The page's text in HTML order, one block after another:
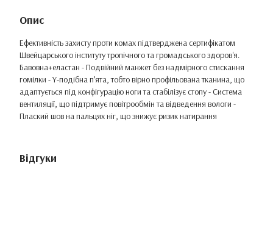
Опис
Ефективність захисту проти комах підтверджена сертифікатом
Швейцарського інституту тропічного та громадського здоров'я.
Бавовна+еластан - Подвійний манжет без надмірного стискання
гомілки - Y-подібна п’ята, тобто вірно профільована тканина, що
адаптується під конфігурацію ноги та стабілізує стопу - Система
вентиляції, що підтримує повітрообмін та відведення вологи -
Плаский шов на пальцях ніг, що знижує ризик натирання
Відгуки